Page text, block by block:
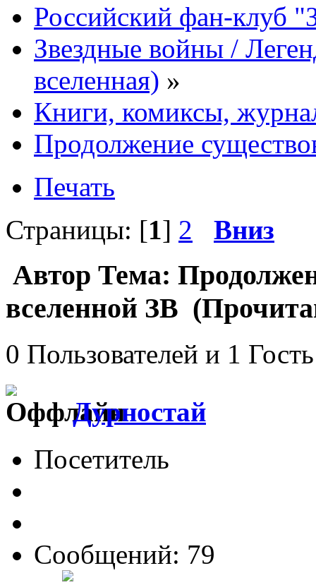
Российский фан-клуб
Звездные войны /
вселенная) »
Книги, комиксы,
Продолжение
Печать
Страницы: [1] 2 Вниз
Автор Тема:
вселенной ЗВ
0 Пользователей и 1
Дурностай
Посетитель
Сообщений: 79